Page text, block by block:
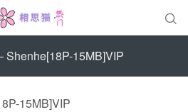

Shenhe[18P-15MB]VIP
15MB]VIP